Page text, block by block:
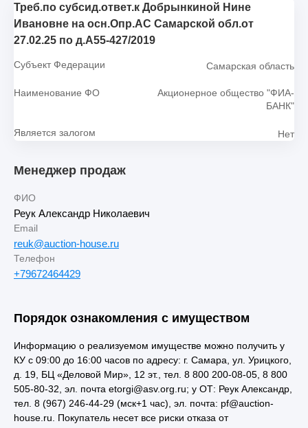
Треб.по субсид.ответ.к Добрынкиной Нине
Ивановне на осн.Опр.АС Самарской обл.от
27.02.25 по д.А55-427/2019
Субъект Федерации Самарская область
Наименование ФО
Акционерное общество "ФИА-
БАНК"
Является залогом Нет
Менеджер продаж
ФИО
Реук Александр Николаевич
Email
reuk@auction-house.ru
Телефон
+79672464429
Порядок ознакомления с имуществом
Информацию о реализуемом имуществе можно получить у
КУ с 09:00 до 16:00 часов по адресу: г. Самара, ул. Урицкого,
д. 19, БЦ «Деловой Мир», 12 эт., тел. 8 800 200-08-05, 8 800
505-80-32, эл. почта etorgi@asv.org.ru; у ОТ: Реук Александр,
тел. 8 (967) 246-44-29 (мск+1 час), эл. почта: pf@auction-
house.ru. Покупатель несет все риски отказа от